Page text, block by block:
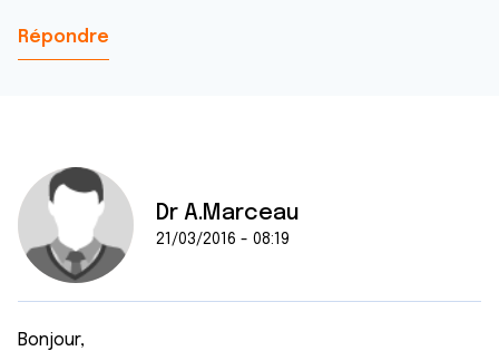
Répondre
Dr A.Marceau
21/03/2016 - 08:19
Bonjour,